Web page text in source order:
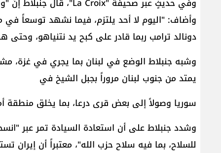
وأضاف: "اليوم لا أحد يلتزم، فيما نشهد توسعاً في
دونالد ترامب ربما قادر على كبح يد نتنياهو، وحتى
وشبه جنبلاط الوضع في لبنان بما يجري في غزة،
يمتد من جنوب لبنان مروراً بجبل الشيخ في
سوريا وصولاً إلى بعض قرى درعا، بما يخلق منطقة
وشدد جنبلاط على أن استعادة السيادة تمر عبر
للسلاح، بما فيه سلاح حزب الله"، معتبراً أن إيران